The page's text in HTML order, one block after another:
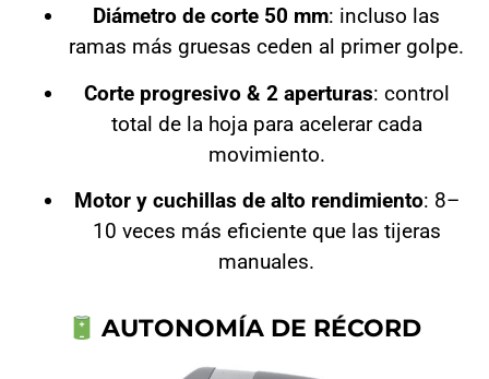
Diámetro de corte 50 mm: incluso las
ramas más gruesas ceden al primer golpe.
Corte progresivo & 2 aperturas: control
total de la hoja para acelerar cada
movimiento.
Motor y cuchillas de alto rendimiento: 8–
10 veces más eficiente que las tijeras
manuales.
AUTONOMÍA DE RÉCORD